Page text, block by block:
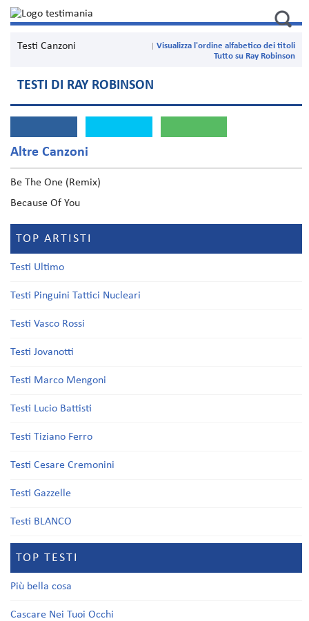
Testi Canzoni
Visualizza l'ordine alfabetico dei titoli
Tutto su Ray Robinson
TESTI DI RAY ROBINSON
Altre Canzoni
Be The One (Remix)
Because Of You
TOP ARTISTI
Testi Ultimo
Testi Pinguini Tattici Nucleari
Testi Vasco Rossi
Testi Jovanotti
Testi Marco Mengoni
Testi Lucio Battisti
Testi Tiziano Ferro
Testi Cesare Cremonini
Testi Gazzelle
Testi BLANCO
TOP TESTI
Più bella cosa
Cascare Nei Tuoi Occhi